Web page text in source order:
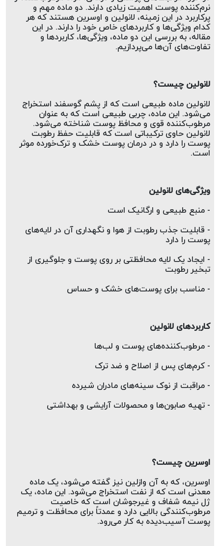
روغن و عصاره
ظروف
ماسک و ضدعفونی کننده
دستگاه های دیجیتال
محصولات آرایشی و بهداشتی
همه محصولات
ارتباط با ما
نرم‌کننده پوست اهمیت زیادی دارند. دو ماده مهم و
پرکاربرد در این زمینه، لانولین و اوسرین هستند که هر
کدام ویژگی‌ها و کاربردهای خاص خود را دارند. در این
مقاله، به بررسی این دو ماده، ویژگی‌ها، کاربردها و
تفاوت‌های آن‌ها می‌پردازیم.
لانولین چیست؟
لانولین ماده طبیعی است که از پشم گوسفند استخراج
می‌شود. این ماده، چربی طبیعی است که به عنوان
مرطوب‌کننده قوی و محافظ پوست شناخته می‌شود.
لانولین حاوی ترکیباتی است که قابلیت حفظ رطوبت
پوست را دارد و در درمان پوست خشک و ترک‌خورده موثر
است.
ویژگی‌های لانولین
- منبع طبیعی و ارگانیک است
- قابلیت جذب رطوبت از هوا و نگهداری آن در لایه‌های
پوست را دارد
- ایجاد یک لایه محافظتی بر روی پوست و جلوگیری از
تبخیر رطوبت
- مناسب برای پوست‌های خشک و حساس
کاربردهای لانولین
- مرطوب‌کننده‌های پوست و لب‌ها
- کرم‌های پس از اصلاح و ضد ترک
- مراقبت از نوک سینه‌های مادران شیرده
- تهیه صابون‌ها و محصولات آرایشی و بهداشتی
اوسرین چیست؟
اوسرین، که به آن وازلین نیز گفته می‌شود، یک ماده
معدنی است که از نفت استخراج می‌شود. این ماده، یک
ژل نیمه شفاف و غیرجوشان است که خاصیت
مرطوب‌کنندگی بالایی دارد و عمدتاً برای محافظت و ترمیم
پوست آسیب‌دیده به کار می‌رود.